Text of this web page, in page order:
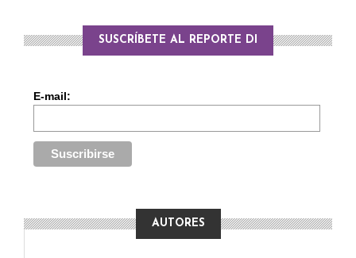
SUSCRÍBETE AL REPORTE DI
E-mail:
AUTORES